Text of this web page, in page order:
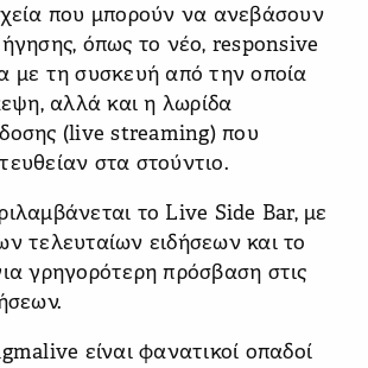
που μπορούν να ανεβάσουν
όπως το νέο, responsive
με τη συσκευή από την οποία
αλλά και η λωρίδα
(live streaming) που
στα στούντιο.
το Live Side Bar, με
τελευταίων ειδήσεων και το
γρηγορότερη πρόσβαση στις
είναι φανατικοί οπαδοί